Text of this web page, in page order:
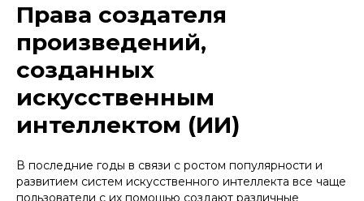
Права создателя
произведений,
созданных
искусственным
интеллектом (ИИ)
В последние годы в связи с ростом популярности и
развитием систем искусственного интеллекта все чаще
пользователи с их помощью создают различные